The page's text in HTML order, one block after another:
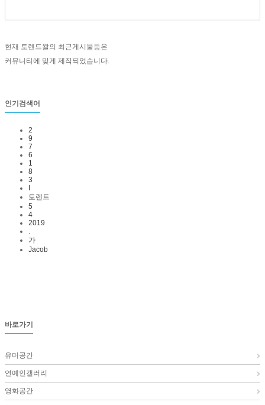
현재 토렌드왈의 최근게시물등은
커뮤니티에 맞게 제작되었습니다.
인기검색어
2
9
7
6
1
8
3
I
토렌트
5
4
2019
가
Jacob
바로가기
유머공간
연예인갤러리
영화공간